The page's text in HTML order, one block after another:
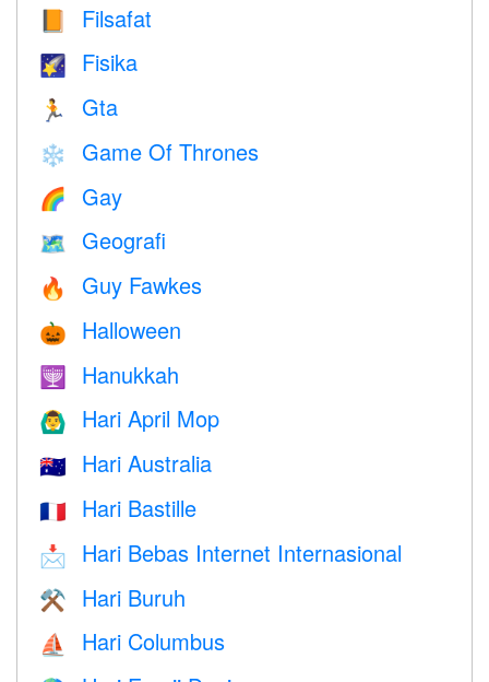
📙 Filsafat
🌠 Fisika
🏃 Gta
❄️ Game Of Thrones
🌈 Gay
🗺 Geografi
🔥 Guy Fawkes
🎃 Halloween
🕎 Hanukkah
🙆‍♂️ Hari April Mop
🇦🇺 Hari Australia
🇫🇷 Hari Bastille
📩 Hari Bebas Internet Internasional
⚒️ Hari Buruh
⛵️ Hari Columbus